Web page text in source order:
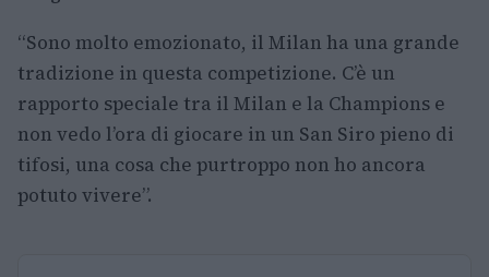
“Sono molto emozionato, il Milan ha una grande
tradizione in questa competizione. C’è un
rapporto speciale tra il Milan e la Champions e
non vedo l’ora di giocare in un San Siro pieno di
tifosi, una cosa che purtroppo non ho ancora
potuto vivere”.